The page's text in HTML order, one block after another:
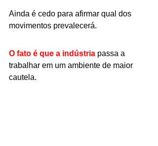
Ainda é cedo para afirmar qual dos
movimentos prevalecerá.
O fato é que a indústria passa a
trabalhar em um ambiente de maior
cautela.